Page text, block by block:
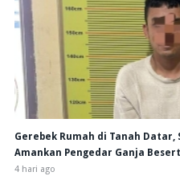
Gerebek Rumah di Tanah
Amankan Pengedar Ganja
4 hari ago